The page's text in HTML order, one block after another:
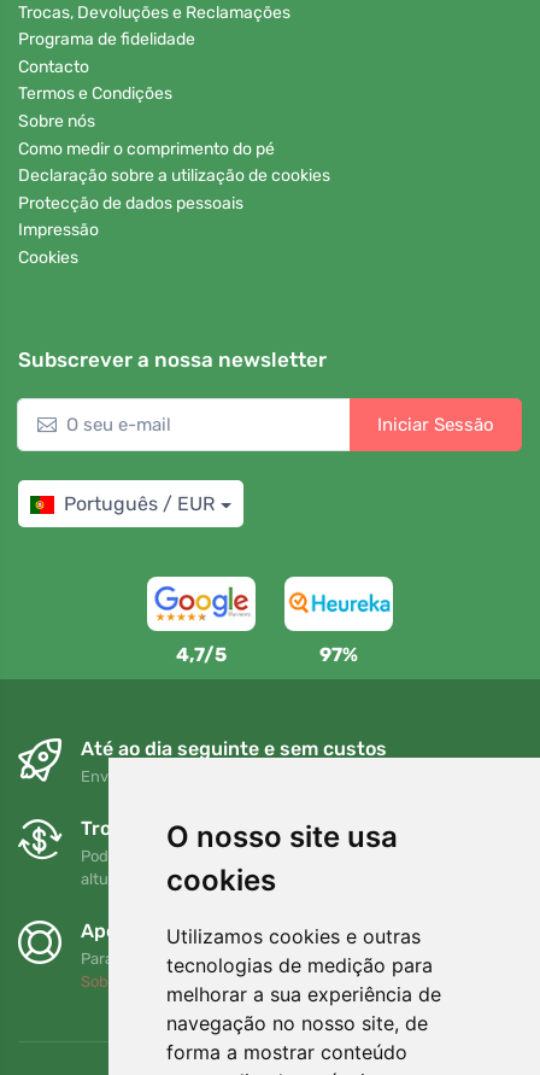
O nosso site usa
cookies
Utilizamos cookies e outras
tecnologias de medição para
melhorar a sua experiência de
navegação no nosso site, de
forma a mostrar conteúdo
Trocas, Devoluções e Reclamações
Programa de fidelidade
Contacto
Termos e Condições
Sobre nós
Como medir o comprimento do pé
Declaração sobre a utilização de cookies
Protecção de dados pessoais
Impressão
Cookies
Subscrever a nossa newsletter
Iniciar Sessão
Português / EUR
4,7/5 97%
Até ao dia seguinte e sem custos
Envio gratuito para encomendas superiores a 80 EUR
Trocas e devoluções gratuitas
Pode devolver ou trocar a sua encomenda em qualquer
altura no prazo de 90 dias
Apoiamos a Trees.org
Para cada encomenda plantamos uma árvore! Leia mais
Sobre nós